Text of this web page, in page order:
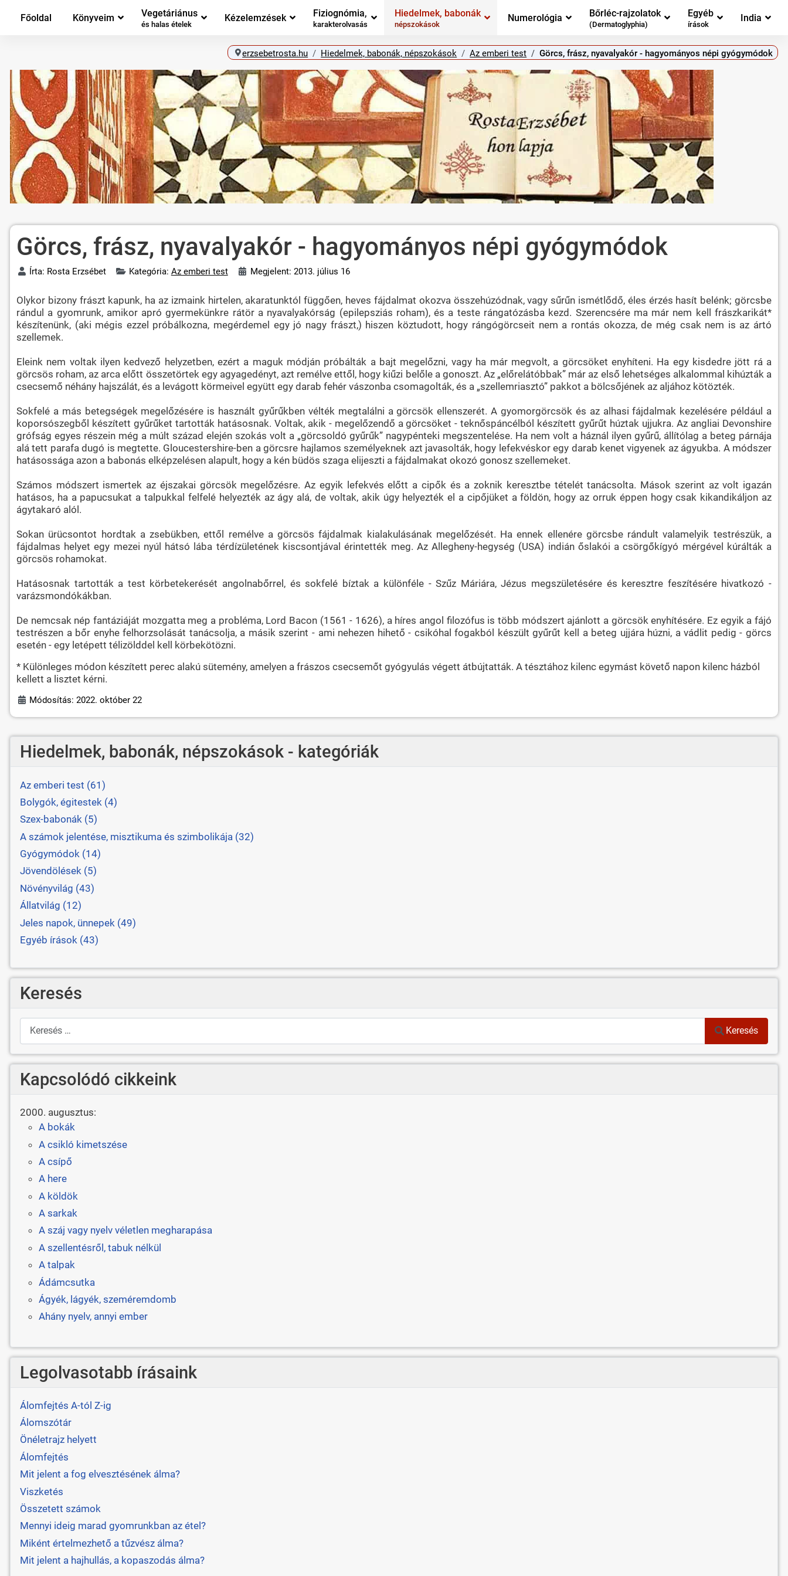
Főoldal Könyveim Vegetáriánus
és halas ételek
Kézelemzések Fiziognómia,
karakterolvasás
Hiedelmek, babonák
népszokások
Numerológia Bőrléc-rajzolatok
(Dermatoglyphia)
Egyéb
írások
India
erzsebetrosta.hu Hiedelmek, babonák, népszokások Az emberi test Görcs, frász, nyavalyakór - hagyományos népi gyógymódok
Görcs, frász, nyavalyakór - hagyományos népi gyógymódok
Írta: Rosta Erzsébet Kategória: Az emberi test Megjelent: 2013. július 16
Olykor bizony frászt kapunk, ha az izmaink hirtelen, akaratunktól függően, heves fájdalmat okozva összehúzódnak, vagy sűrűn ismétlődő, éles érzés hasít belénk; görcsbe
rándul a gyomrunk, amikor apró gyermekünkre rátör a nyavalyakórság (epilepsziás roham), és a teste rángatózásba kezd. Szerencsére ma már nem kell frászkarikát*
készítenünk, (aki mégis ezzel próbálkozna, megérdemel egy jó nagy frászt,) hiszen köztudott, hogy rángógörcseit nem a rontás okozza, de még csak nem is az ártó
szellemek.
Eleink nem voltak ilyen kedvező helyzetben, ezért a maguk módján próbálták a bajt megelőzni, vagy ha már megvolt, a görcsöket enyhíteni. Ha egy kisdedre jött rá a
görcsös roham, az arca előtt összetörtek egy agyagedényt, azt remélve ettől, hogy kiűzi belőle a gonoszt. Az „előrelátóbbak” már az első lehetséges alkalommal kihúzták a
csecsemő néhány hajszálát, és a levágott körmeivel együtt egy darab fehér vászonba csomagolták, és a „szellemriasztó” pakkot a bölcsőjének az aljához kötözték.
Sokfelé a más betegségek megelőzésére is használt gyűrűkben vélték megtalálni a görcsök ellenszerét. A gyomorgörcsök és az alhasi fájdalmak kezelésére például a
koporsószegből készített gyűrűket tartották hatásosnak. Voltak, akik - megelőzendő a görcsöket - teknőspáncélból készített gyűrűt húztak ujjukra. Az angliai Devonshire
grófság egyes részein még a múlt század elején szokás volt a „görcsoldó gyűrűk” nagypénteki megszentelése. Ha nem volt a háznál ilyen gyűrű, állítólag a beteg párnája
alá tett parafa dugó is megtette. Gloucestershire-ben a görcsre hajlamos személyeknek azt javasolták, hogy lefekvéskor egy darab kenet vigyenek az ágyukba. A módszer
hatásossága azon a babonás elképzelésen alapult, hogy a kén büdös szaga elijeszti a fájdalmakat okozó gonosz szellemeket.
Számos módszert ismertek az éjszakai görcsök megelőzésre. Az egyik lefekvés előtt a cipők és a zoknik keresztbe tételét tanácsolta. Mások szerint az volt igazán
hatásos, ha a papucsukat a talpukkal felfelé helyezték az ágy alá, de voltak, akik úgy helyezték el a cipőjüket a földön, hogy az orruk éppen hogy csak kikandikáljon az
ágytakaró alól.
Sokan ürücsontot hordtak a zsebükben, ettől remélve a görcsös fájdalmak kialakulásának megelőzését. Ha ennek ellenére görcsbe rándult valamelyik testrészük, a
fájdalmas helyet egy mezei nyúl hátsó lába térdízületének kiscsontjával érintették meg. Az Allegheny-hegység (USA) indián őslakói a csörgőkígyó mérgével kúrálták a
görcsös rohamokat.
Hatásosnak tartották a test körbetekerését angolnabőrrel, és sokfelé bíztak a különféle - Szűz Máriára, Jézus megszületésére és keresztre feszítésére hivatkozó -
varázsmondókákban.
De nemcsak nép fantáziáját mozgatta meg a probléma, Lord Bacon (1561 - 1626), a híres angol filozófus is több módszert ajánlott a görcsök enyhítésére. Ez egyik a fájó
testrészen a bőr enyhe felhorzsolását tanácsolja, a másik szerint - ami nehezen hihető - csikóhal fogakból készült gyűrűt kell a beteg ujjára húzni, a vádlit pedig - görcs
esetén - egy letépett télizölddel kell körbekötözni.
* Különleges módon készített perec alakú sütemény, amelyen a frászos csecsemőt gyógyulás végett átbújtatták. A tésztához kilenc egymást követő napon kilenc házból
kellett a lisztet kérni.
Módosítás: 2022. október 22
Hiedelmek, babonák, népszokások - kategóriák
Az emberi test (61)
Bolygók, égitestek (4)
Szex-babonák (5)
A számok jelentése, misztikuma és szimbolikája (32)
Gyógymódok (14)
Jövendölések (5)
Növényvilág (43)
Állatvilág (12)
Jeles napok, ünnepek (49)
Egyéb írások (43)
Keresés
Keresés
Keresés
Kapcsolódó cikkeink
2000. augusztus:
A bokák
A csikló kimetszése
A csípő
A here
A köldök
A sarkak
A száj vagy nyelv véletlen megharapása
A szellentésről, tabuk nélkül
A talpak
Ádámcsutka
Ágyék, lágyék, szeméremdomb
Ahány nyelv, annyi ember
Legolvasotabb írásaink
Álomfejtés A-tól Z-ig
Álomszótár
Önéletrajz helyett
Álomfejtés
Mit jelent a fog elvesztésének álma?
Viszketés
Összetett számok
Mennyi ideig marad gyomrunkban az étel?
Miként értelmezhető a tűzvész álma?
Mit jelent a hajhullás, a kopaszodás álma?